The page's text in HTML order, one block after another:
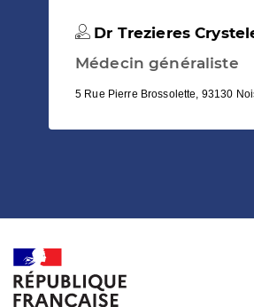
Dr Trezieres
Médecin généraliste
5 Rue Pierre Brossolette, 93130